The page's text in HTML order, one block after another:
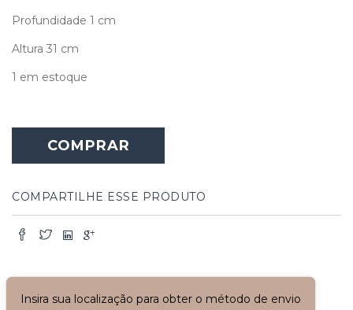
Profundidade 1 cm
Altura 31 cm
1 em estoque
COMPRAR
COMPARTILHE ESSE PRODUTO
Insira sua localização para obter o método de envio